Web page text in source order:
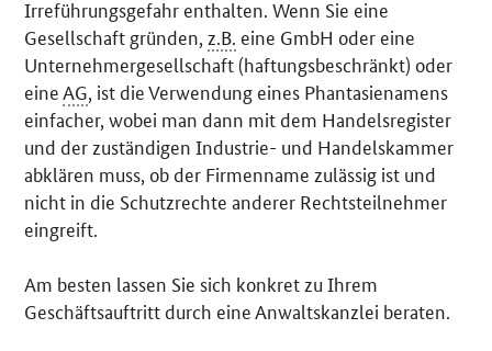
Irreführungsgefahr enthalten. Wenn Sie eine
Gesellschaft gründen, z.B. eine GmbH oder eine
Unternehmergesellschaft (haftungsbeschränkt) oder
eineAG, ist die Verwendung eines Phantasienamens
einfacher, wobei man dann mit dem Handelsregister
und der zuständigen Industrie- und Handelskammer
abklären muss, ob der Firmenname zulässig ist und
nicht in die Schutzrechte anderer Rechtsteilnehmer
eingreift.
Am besten lassen Sie sich konkret zu Ihrem
Geschäftsauftritt durch eine Anwaltskanzlei beraten.